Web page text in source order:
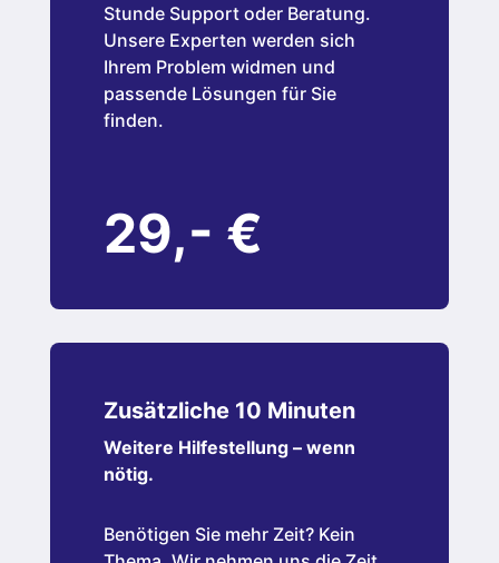
Stunde Support oder Beratung.
Unsere Experten werden sich
Ihrem Problem widmen und
passende Lösungen für Sie
finden.
29,- €
Zusätzliche 10 Minuten
Weitere Hilfestellung – wenn
nötig.
Benötigen Sie mehr Zeit? Kein